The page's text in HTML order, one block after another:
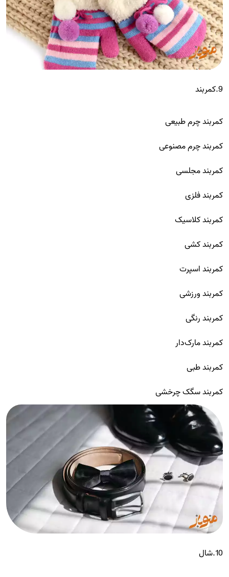
9.کمربند
کمربند چرم طبیعی
کمربند چرم مصنوعی
کمربند مجلسی
کمربند فلزی
کمربند کلاسیک
کمربند کشی
کمربند اسپرت
کمربند ورزشی
کمربند رنگی
کمربند مارک‌دار
کمربند طبی
کمربند سگک چرخشی
10.شال